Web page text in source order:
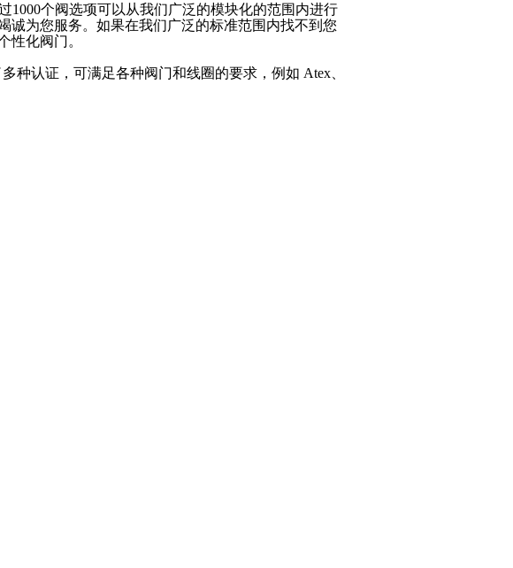
1000个阀选项可以从我们广泛的模块化的范围内进行
诚为您服务。如果在我们广泛的标准范围内找不到您
性化阀门。
种认证，可满足各种阀门和线圈的要求，例如 Atex、